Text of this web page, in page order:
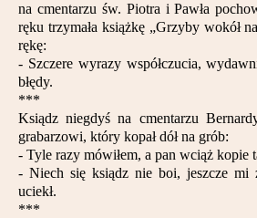
na cmentarzu św. Piotra i Pawła
ręku trzymała książkę „Grzyby wokół
rękę:
- Szczere wyrazy współczucia,
błędy.
***
Ksiądz niegdyś na cmentarzu
grabarzowi, który kopał dół na grób:
- Tyle razy mówiłem, a pan wciąż kopie
- Niech się ksiądz nie boi, jeszcze mi
uciekł.
***